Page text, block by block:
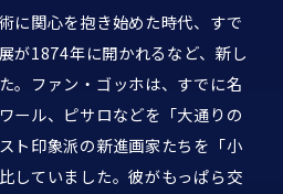
に関心を抱き始めた時代、すで
が1874年に開かれるなど、新し
。ファン・ゴッホは、すでに名
ール、ピサロなどを「大通りの
ト印象派の新進画家たちを「小
していました。彼がもっぱら交